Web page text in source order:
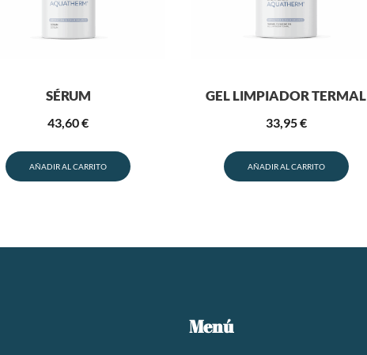
SÉRUM
43,60€
AÑADIR AL CARRITO
GEL LIMPIADOR TERMAL
33,95€
AÑADIR AL CARRITO
Menú